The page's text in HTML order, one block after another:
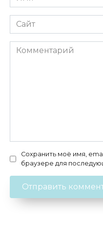
*
Сайт
Комментарий
Сохранить моё имя,
браузере для